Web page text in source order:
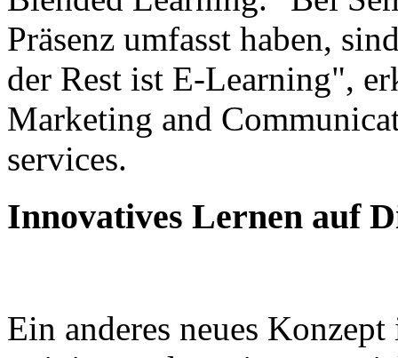
Präsenz umfasst haben,
der Rest ist E-Learning",
Marketing and
services.
Innovatives Lernen auf
Ein anderes neues